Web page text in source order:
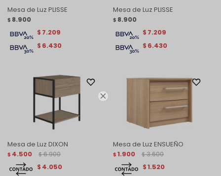

Mesa de Luz PLISSE
$ 8.900
$ 6.430
$ 7.209
Mesa de Luz PLISSE
$ 8.900
$ 6.430
$ 7.209
Mesa de Luz DIXON
$ 4.500 $ 6.900
$ 4.050
Mesa de Luz ENSUEÑO
$ 1.900 $ 3.600
$1.520